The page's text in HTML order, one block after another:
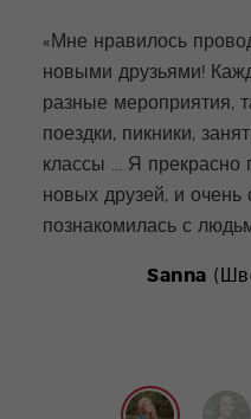
«Мне нравилось
новыми друзьями!
разные мероприятия,
поездки, пикники,
классы ... Я прекрасно
новых друзей, и очень
познакомилась с
Sanna